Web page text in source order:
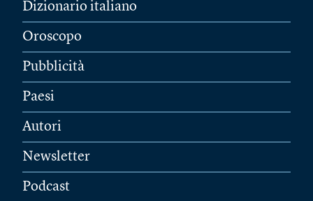
Dizionario italiano
Oroscopo
Pubblicità
Paesi
Autori
Newsletter
Podcast